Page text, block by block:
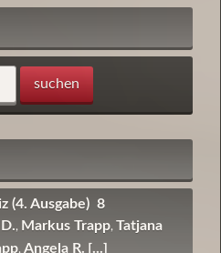
(4. Ausgabe) 8
, Markus Trapp, Tatjana
, Angela R. [...]